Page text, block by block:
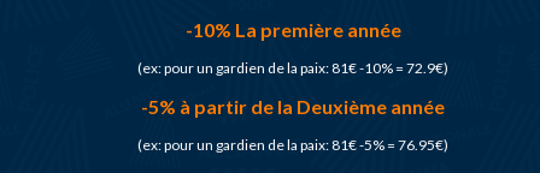
-10% La première année
(ex: pour un gardien de la paix: 81€ -10% = 72.9€)
-5% à partir de la Deuxième année
(ex: pour un gardien de la paix: 81€ -5% = 76.95€)